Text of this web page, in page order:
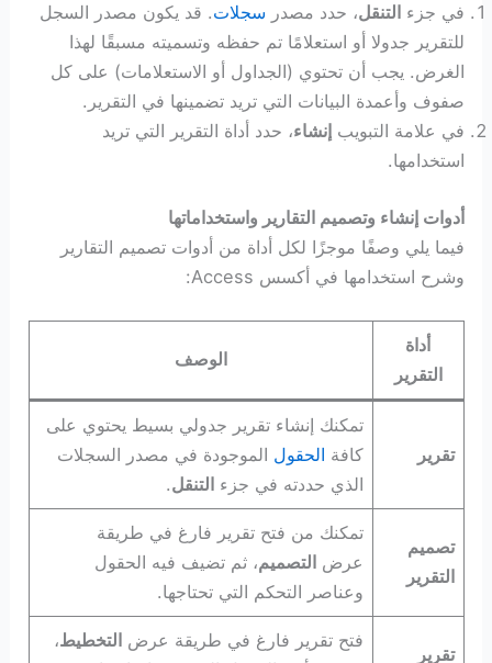
في جزء التنقل، حدد مصدر سجلات. قد يكون مصدر السجل
للتقرير جدولا أو استعلامًا تم حفظه وتسميته مسبقًا لهذا
الغرض. يجب أن تحتوي (الجداول أو الاستعلامات) على كل
صفوف وأعمدة البيانات التي تريد تضمينها في التقرير.
في علامة التبويبإنشاء، حدد أداة التقرير التي تريد
استخدامها.
أدوات إنشاء وتصميم التقارير واستخداماتها
فيما يلي وصفًا موجزًا لكل أداة من أدوات تصميم التقارير
وشرح استخدامها في أكسس Access:
أداة
التقرير
الوصف
تقرير
تمكنك إنشاء تقرير جدولي بسيط يحتوي على
كافة الحقول الموجودة في مصدر السجلات
الذي حددته في جزءالتنقل.
تصميم
التقرير
تمكنك من فتح تقرير فارغ في طريقة
عرضالتصميم، ثم تضيف فيه الحقول
وعناصر التحكم التي تحتاجها.
تقرير
فتح تقرير فارغ في طريقة عرضالتخطيط،